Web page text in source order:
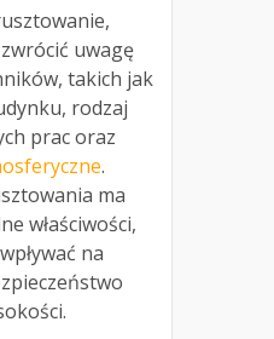
uwagę
takich jak
rodzaj
prac oraz
.
ma
właściwości,
na